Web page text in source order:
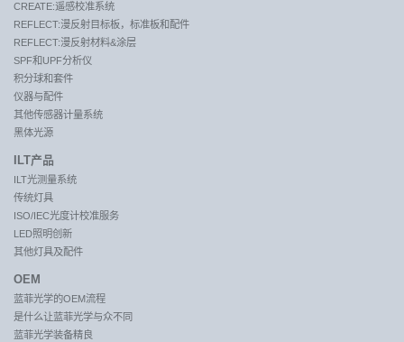
CREATE:遥感校准系统
REFLECT:漫反射目标板，标准板和配件
REFLECT:漫反射材料&涂层
SPF和UPF分析仪
积分球和套件
仪器与配件
其他传感器计量系统
黑体光源
ILT产品
ILT光测量系统
传统灯具
ISO/IEC光度计校准服务
LED照明创新
其他灯具及配件
OEM
蓝菲光学的OEM流程
是什么让蓝菲光学与众不同
蓝菲光学装备精良